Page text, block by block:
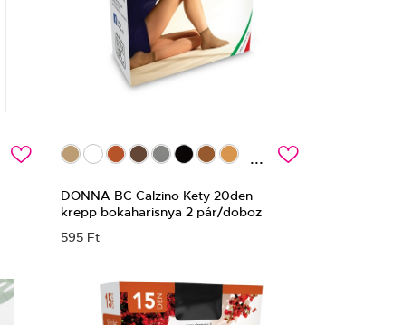
c ... c
DONNA BC Calzino Kety 20den
krepp bokaharisnya 2 pár/doboz
595 Ft